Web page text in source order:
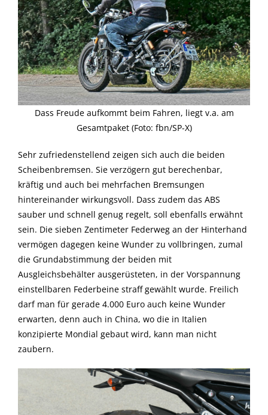
Dass Freude aufkommt beim Fahren, liegt v.a. am
Gesamtpaket (Foto: fbn/SP-X)
Sehr zufriedenstellend zeigen sich auch die beiden
Scheibenbremsen. Sie verzögern gut berechenbar,
kräftig und auch bei mehrfachen Bremsungen
hintereinander wirkungsvoll. Dass zudem das ABS
sauber und schnell genug regelt, soll ebenfalls erwähnt
sein. Die sieben Zentimeter Federweg an der Hinterhand
vermögen dagegen keine Wunder zu vollbringen, zumal
die Grundabstimmung der beiden mit
Ausgleichsbehälter ausgerüsteten, in der Vorspannung
einstellbaren Federbeine straff gewählt wurde. Freilich
darf man für gerade 4.000 Euro auch keine Wunder
erwarten, denn auch in China, wo die in Italien
konzipierte Mondial gebaut wird, kann man nicht
zaubern.